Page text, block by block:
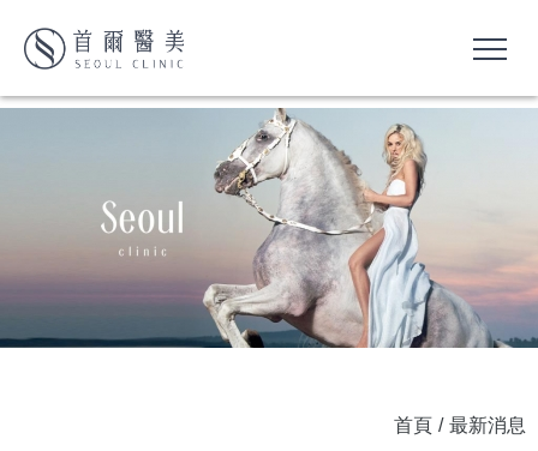
首頁 / 最新消息